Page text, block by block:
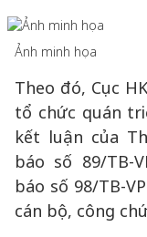
Ảnh minh họa
Theo đó, Cục
tổ chức quán
kết luận của
báo số 89/TB-
báo số 98/TB-
cán bộ, công